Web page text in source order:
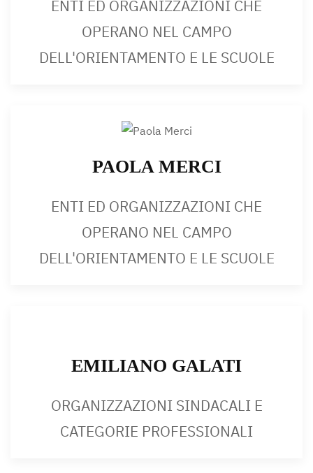
ENTI ED ORGANIZZAZIONI CHE
OPERANO NEL CAMPO
DELL'ORIENTAMENTO E LE SCUOLE
PAOLA MERCI
ENTI ED ORGANIZZAZIONI CHE
OPERANO NEL CAMPO
DELL'ORIENTAMENTO E LE SCUOLE
EMILIANO GALATI
ORGANIZZAZIONI SINDACALI E
CATEGORIE PROFESSIONALI